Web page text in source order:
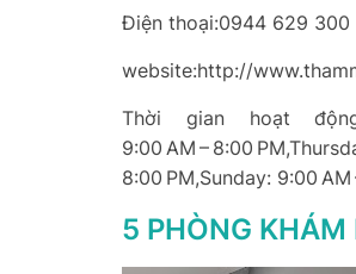
Điện thoại:0944 629 300
website:http://
Thời gian hoạt
9:00 AM – 8:00
8:00 PM,Sunday: 9:00 AM
5 PHÒNG